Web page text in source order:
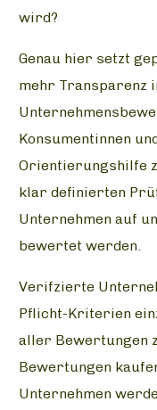
wird?
Genau hier setzt
mehr Transparenz
Konsumentinnen
Orientierungshilfe
klar definierten
Unternehmen auf
bewertet werden.
Verifzierte
Pflicht-Kriterien
aller Bewertungen
Bewertungen
Unternehmen